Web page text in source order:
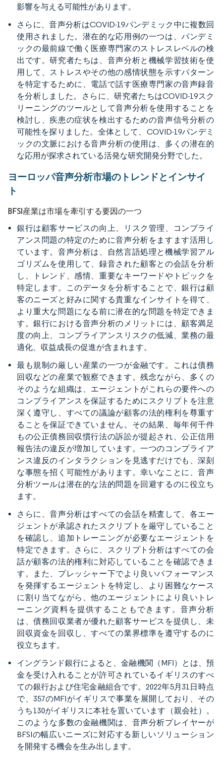
影響を与える可能性があります。
さらに、音声分析はCOVID-19パンデミック中に複数回
使用されました。潜在的な応用例の一つは、パンデミ
ックの最前線で働く医療専門家のストレスレベルの検
出です。研究者たちは、音声分析と機械学習技術を使
用して、ストレスやその他の感情状態を示すパターン
を特定するために、電話で話す医療専門家の音声録音
を分析しました。さらに、研究者たちはCOVID-19スク
リーニングのツールとして音声分析を使用することを
検討し、疾患の症状を検出するための音声信号分析の
可能性を探りました。全体として、COVID-19パンデミ
ックの文脈における音声分析の使用は、多くの潜在的
な応用が探求されている活発な研究開発分野でした。
ヨーロッパ音声分析市場のトレンドとインサイ
ト
BFSI産業は市場を牽引する要因の一つ
銀行は顧客サービスの向上、リスク管理、コンプライ
アンス問題の特定のために音声分析をますます活用し
ています。音声分析は、自然言語処理と機械学習アル
ゴリズムを使用して、録音された顧客との会話を分析
し、トレンド、感情、重要なキーワードやトピックを
特定します。このデータを分析することで、銀行は顧
客のニーズと好みに関する貴重なインサイトを得て、
より重大な問題になる前に潜在的な問題を特定できま
す。銀行における音声分析のメリットには、顧客満足
度の向上、コンプライアンスリスクの低減、業務の最
適化、収益成長の促進が含まれます。
最も規制の厳しい産業の一つが金融です。これは債務
回収などの産業で観察できます。残念ながら、多くの
そのような組織は、エージェントがこれらの要件への
コンプライアンスを保証するためにスクリプトを注意
深く遵守し、すべての議論が顧客の法的権利を尊重す
ることを保証できていません。その結果、毎年何千件
もの公正債務回収慣行法の訴訟が提起され、公正信用
報告法の違反が増加しています。一つのコンプライア
ンス違反のインタラクションを見逃すだけでも、深刻
な事態を招く可能性があります。幸いなことに、音声
分析ツールは潜在的な法的問題を回避するのに役立ち
ます。
さらに、音声分析はすべての会話を精査して、各エー
ジェントが承認されたスクリプトを厳守していること
を確認し、追加トレーニングが必要なエージェントを
特定できます。さらに、スクリプト分析はすべての会
話が顧客の法的権利に対応していることを確認できま
す。また、プレッシャー下でより良いパフォーマンス
を発揮するエージェントを特定し、より困難なケース
に割り当てながら、他のエージェントにより良いトレ
ーニング資料を提供することもできます。音声分析
は、債務回収業者が優れた顧客サービスを提供し、未
回収資金を回収し、すべての業界標準を遵守するのに
役立ちます。
イングランド銀行によると、金融機関（MFI）とは、預
金を受け入れることが許可されているイギリスのすべ
ての銀行および住宅金融組合です。2022年5月31日時点
で、357のMFIがイギリスで事業を展開しており、その
うち130がイギリスに本社を置いています（親会社）。
このような多数の金融機関は、音声分析プレイヤーが
BFSIの幅広いニーズに対応する新しいソリューション
を開発する機会を生み出します。